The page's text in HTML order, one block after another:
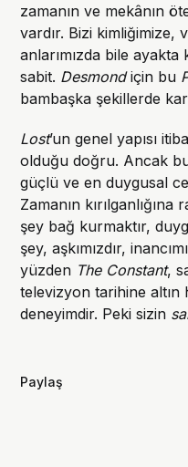
zamanın ve mekânın
vardır. Bizi kimliğimize,
anlarımızda bile
sabit. Desmondiçin bu
bambaşka şekillerde
Lost’un genel yapısı
olduğu doğru. Ancak
güçlü ve en duygusal
Zamanın
şey bağ kurmaktır,
şey, aşkımızdır,
yüzden The Constant,
televizyon tarihine altın
deneyimdir. Peki sizin
Paylaş